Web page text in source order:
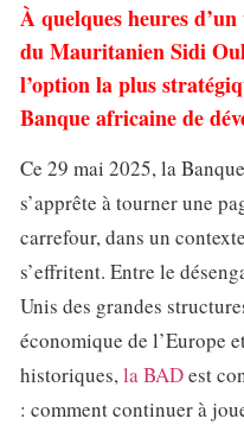
À quelques heures
du Mauritanien Sidi
l’option la plus
Banque africaine de
Ce 29 mai 2025, la
s’apprête à tourner une
carrefour, dans un
s’effritent. Entre le
Unis des grandes
économique de l’Europe
historiques,la BADest
: comment continuer à